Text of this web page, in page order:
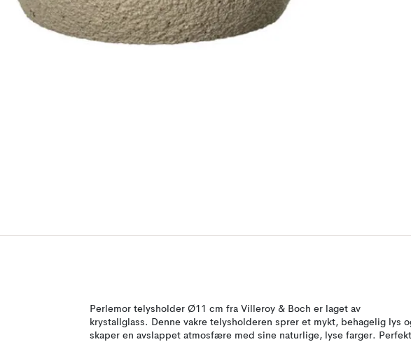
Perlemor telysholder Ø11 cm fra Villeroy & Boch er laget av
krystallglass. Denne vakre telysholderen sprer et mykt, behagelig lys
skaper en avslappet atmosfære med sine naturlige, lyse farger. Perfekt